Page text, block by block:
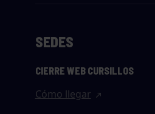
SEDES
CIERRE WEB CURSILLOS
Cómo llegar